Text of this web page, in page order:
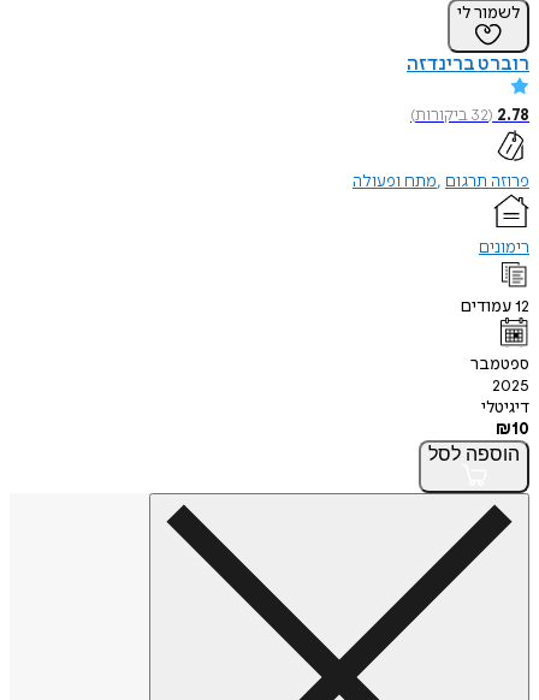
לשמור לי
רוברט ברינדזה
2.78
(
32ביקורות)
פרוזה תרגום מתח ופעולה
רימונים
12עמודים
ספטמבר
2025
דיגיטלי
₪10
הוספה לסל